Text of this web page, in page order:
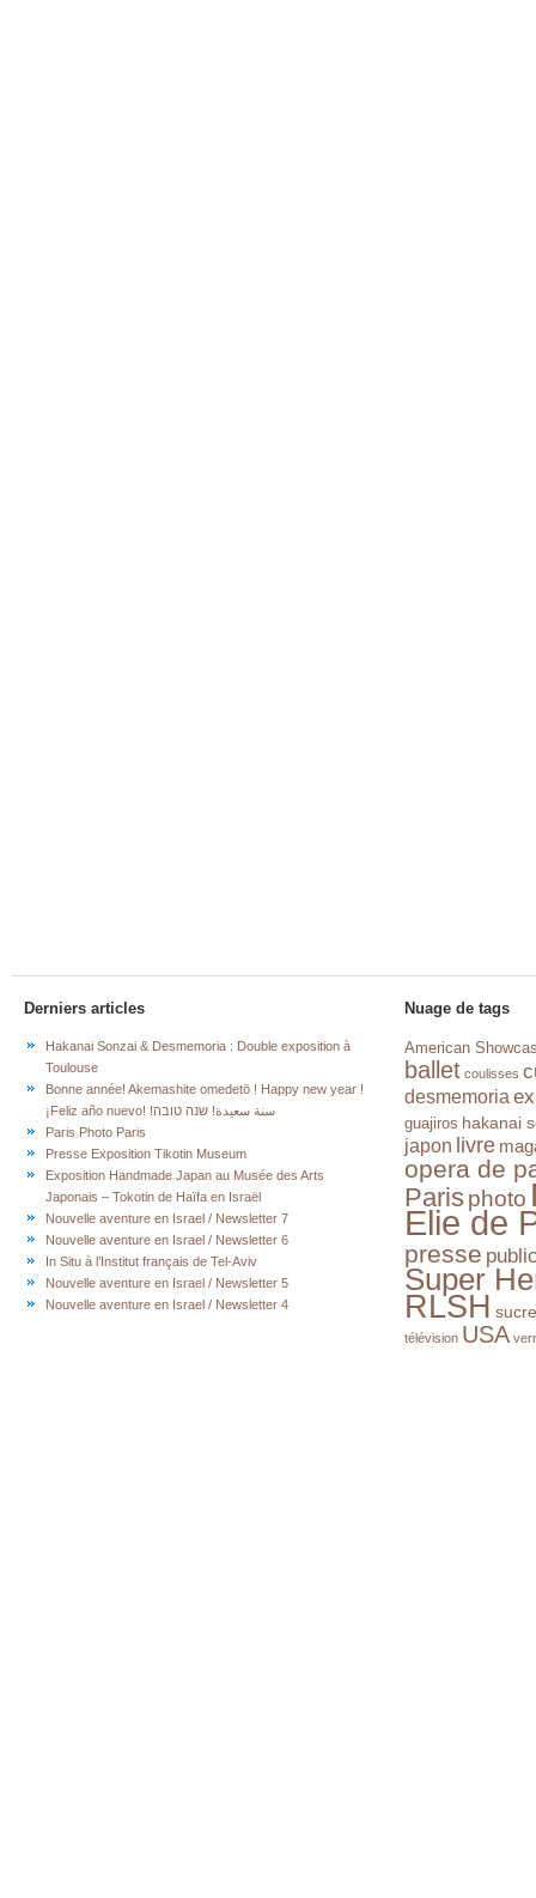
Derniers articles
Hakanai Sonzai & Desmemoria : Double exposition à
Toulouse
Bonne année! Akemashite omedetō ! Happy new year !
¡Feliz año nuevo! !سنة سعيدة! שנה טובה
Paris Photo Paris
Presse Exposition Tikotin Museum
Exposition Handmade Japan au Musée des Arts
Japonais – Tokotin de Haïfa en Israël
Nouvelle aventure en Israel / Newsletter 7
Nouvelle aventure en Israel / Newsletter 6
In Situ à l’Institut français de Tel-Aviv
Nouvelle aventure en Israel / Newsletter 5
Nouvelle aventure en Israel / Newsletter 4
Nuage de tags
American
ballet coulisses
desmemoria
guajiros hakanai
japon livre
opera de
Paris photo
Elie de
presse
Super
RLSH sucre
télévision USA